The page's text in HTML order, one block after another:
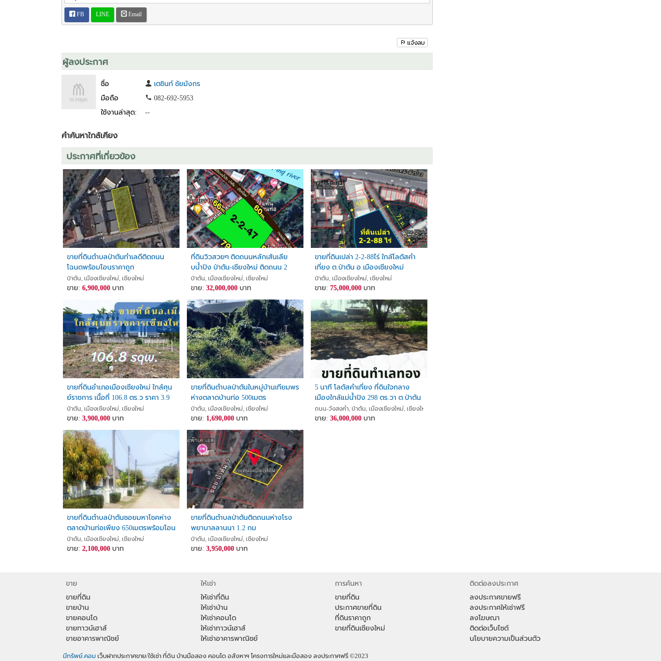
FB LINE Email
แจ้งลบ
ผู้ลงประกาศ
ชื่อ
เตชินท์ ชัยมังกร
มือถือ
082-692-5953
ใช้งานล่าสุด:
--
คำค้นหาใกล้เคียง
ประกาศที่เกี่ยวข้อง
ขายที่ดินตำบลป่าตันทำเลดีติดถนน
โฉนดพร้อมโอนราคาถูก
ป่าตัน, เมืองเชียงใหม่, เชียงใหม่
ขาย: 6,900,000บาท
ที่ดินวิวสวยๆ ติดถนนหลักเส้นเลีย
บน้ำปิง ป่าตัน-เชียงใหม่ ติดถนน 2
ด้าน หัวมุม (แบ่งแปลงไว้เรียบร้อย มี
8 แปลง)
ป่าตัน, เมืองเชียงใหม่, เชียงใหม่
ขาย:32,000,000 บาท
ขายที่ดินเปล่า 2-2-88ไร่ ใกล้โลตัสคำ
เที่ยง ต.ป่าตัน อ.เมืองเชียงใหม่
จ.เชียงใหม่
ป่าตัน, เมืองเชียงใหม่, เชียงใหม่
ขาย:75,000,000 บาท
ขายที่ดินอำเภอเมืองเชียงใหม่ ใกล้ศุน
ย์ราชการ เนื้อที่ 106.8 ตร.ว ราคา 3.9
ล้าน
ป่าตัน, เมืองเชียงใหม่, เชียงใหม่
ขาย: 3,900,000บาท
ขายที่ดินตำบลป่าตันในหมู่บ้านเทียมพร
ห่างตลาดบ้านท่อ 500เมตร
ป่าตัน, เมืองเชียงใหม่, เชียงใหม่
ขาย: 1,690,000 บาท
5 นาที โลตัสคำเที่ยง ที่ดินใจกลาง
เมืองใกล้แม่น้ำปิง 298 ตร.วา ต.ป่าตัน
อ.เมือง จ.เชียงใหม่
ถนน-วังสงคำ, ป่าตัน, เมืองเชียงใหม่, เชียงใหม่
ขาย:36,000,000 บาท
ขายที่ดินตำบลป่าตันซอยมหาโชคห่าง
ตลาดบ้านท่อเพียง 650เมตรพร้อมโอน
ป่าตัน, เมืองเชียงใหม่, เชียงใหม่
ขาย: 2,100,000บาท
ขายที่ดินตำบลป่าตันติดถนนห่างโรง
พยาบาลลานนา 1.2 กม
ป่าตัน, เมืองเชียงใหม่, เชียงใหม่
ขาย:3,950,000 บาท
ขาย
ขายที่ดิน
ขายบ้าน
ขายคอนโด
ขายทาวน์เฮาส์
ขายอาคารพาณิชย์
ให้เช่า
ให้เช่าที่ดิน
ให้เช่าบ้าน
ให้เช่าคอนโด
ให้เช่าทาวน์เฮาส์
ให้เช่าอาคารพาณิชย์
การค้นหา
ขายที่ดิน
ประกาศขายที่ดิน
ที่ดินราคาถูก
ขายที่ดินเชียงใหม่
ติดต่อลงประกาศ
ลงประกาศขายฟรี
ลงประกาศให้เช่าฟรี
ลงโฆษณา
ติดต่อเว็บไซต์
นโยบายความเป็นส่วนตัว
มีทรัพย์.คอม เว็บฝากประกาศขาย/ใช้เช่า ที่ดิน บ้านมือสอง คอนโด อสังหาฯ โครงการใหม่และมือสอง ลงประกาศฟรี©2023